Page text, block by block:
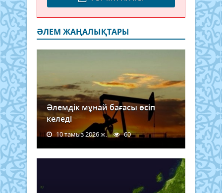
ӘЛЕМ ЖАҢАЛЫҚТАРЫ
Әлемдік мұнай бағасы өсіп
келеді
10 тамыз 2026 ж. 60